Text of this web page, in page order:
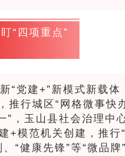
“四项重点”
“党建+”新模式新载
行城区“网格微事快
”，玉山县社会治理中
+模范机关创建，推行
“健康先锋”等“微品牌